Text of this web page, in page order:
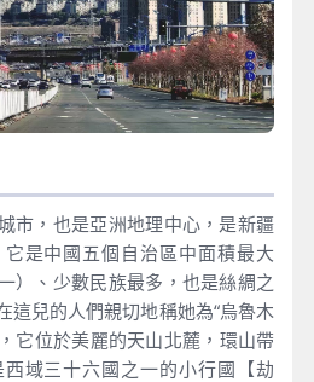
市，也是亞洲地理中心，是新疆
是中國五個自治區中面積最大
）、少數民族最多，也是絲綢之
這兒的人們親切地稱她為“烏魯木
它位於美麗的天山北麓，環山帶
域三十六國之一的小行國【劫